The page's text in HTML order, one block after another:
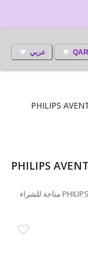
QAR عربي
PHILIPS
PHILIPS
PHILIPS AVENT NATURAL 3.0 FEEDING BOTTLE 260ML X2 متاحة للشراء